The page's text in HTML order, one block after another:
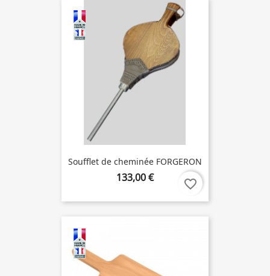
Soufflet de cheminée FORGERON
133,00 € favorite_border